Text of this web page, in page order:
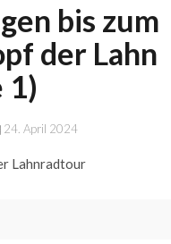
bis zum
der Lahn
1)
24. April 2024
Lahnradtour